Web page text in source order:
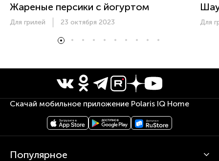
Жареные персики с йогуртом
Для грилей 23 октября 2023 Для
Скачай мобильное приложение Polaris IQ Home
Популярное